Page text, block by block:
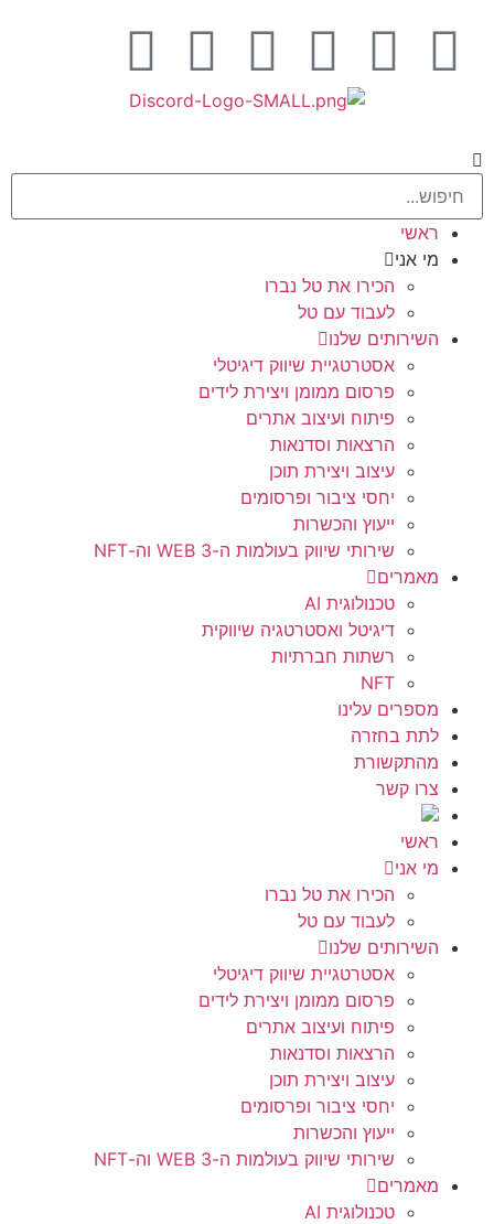
ראשי
מי אני
הכירו את טל נברו
לעבוד עם טל
השירותים שלנו
אסטרטגיית שיווק דיגיטלי
פרסום ממומן ויצירת לידים
פיתוח ועיצוב אתרים
הרצאות וסדנאות
עיצוב ויצירת תוכן
יחסי ציבור ופרסומים
ייעוץ והכשרות
שירותי שיווק בעולמות ה-WEB 3 וה-NFT
מאמרים
טכנולוגית AI
דיגיטל ואסטרטגיה שיווקית
רשתות חברתיות
NFT
מספרים עלינו
לתת בחזרה
מהתקשורת
צרו קשר
ראשי
מי אני
הכירו את טל נברו
לעבוד עם טל
השירותים שלנו
אסטרטגיית שיווק דיגיטלי
פרסום ממומן ויצירת לידים
פיתוח ועיצוב אתרים
הרצאות וסדנאות
עיצוב ויצירת תוכן
יחסי ציבור ופרסומים
ייעוץ והכשרות
שירותי שיווק בעולמות ה-WEB 3 וה-NFT
מאמרים
טכנולוגית AI